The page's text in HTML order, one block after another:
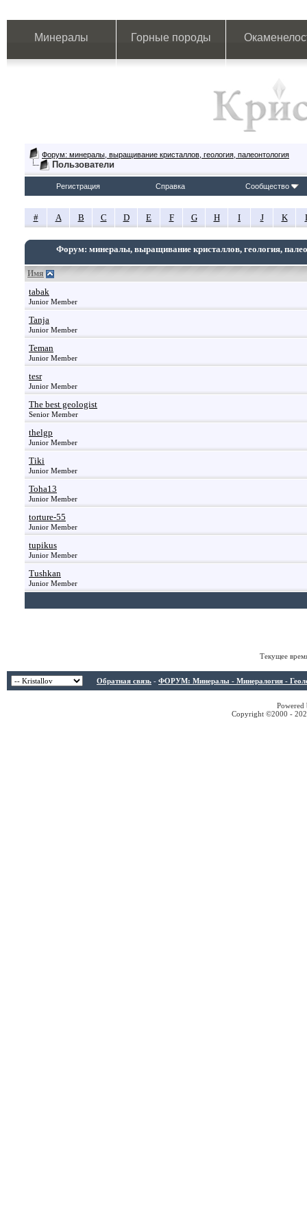
Минералы Горные породы
Форум: минералы, выращивание кристаллов, геология, палеонтология
Пользователи
Регистрация Справка Сообщество
# A B C D E F G H I J K
Форум: минералы, выращивание кристаллов, геология,
Имя
tabak
Junior Member
Tanja
Junior Member
Teman
Junior Member
tesr
Junior Member
The best geologist
Senior Member
thelgp
Junior Member
Tiki
Junior Member
Toha13
Junior Member
torture-55
Junior Member
tupikus
Junior Member
Tushkan
Junior Member
Текущее
Обратная связь - ФОРУМ: Минералы - Минералогия -
Copyright ©2000 -